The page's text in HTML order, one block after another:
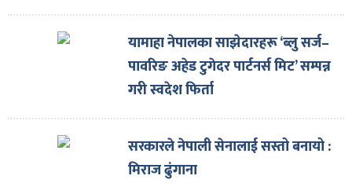
यामाहा नेपालका साझेदारहरू ‘ब्लु सर्ज–
पावरिङ अहेड टुगेदर पार्टनर्स मिट’ सम्पन्न
गरी स्वदेश फिर्ता
सरकारले नेपाली सेनालाई सस्तो बनायो :
मिराज ढुंगाना